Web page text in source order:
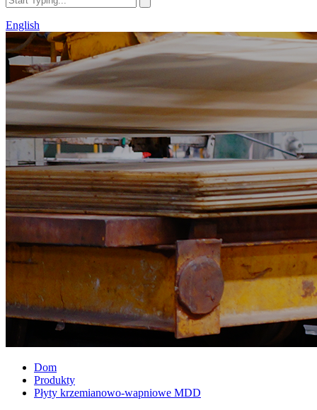
English
Dom
Produkty
Płyty krzemianowo-wapniowe MDD